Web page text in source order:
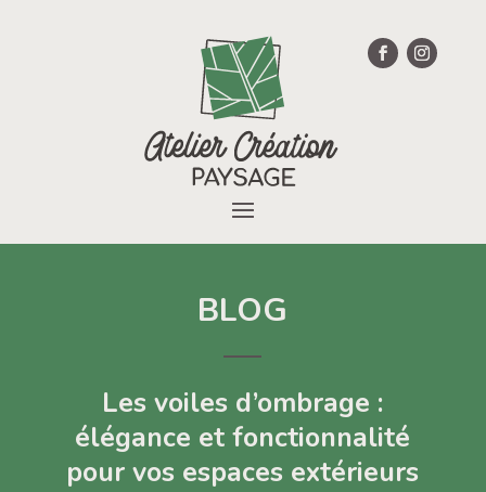
BLOG
Les voiles d’ombrage :
élégance et fonctionnalité
pour vos espaces extérieurs